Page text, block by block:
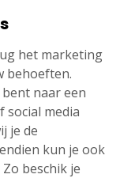
het marketing
behoeften.
naar een
social media
je de
kun je ook
beschik je